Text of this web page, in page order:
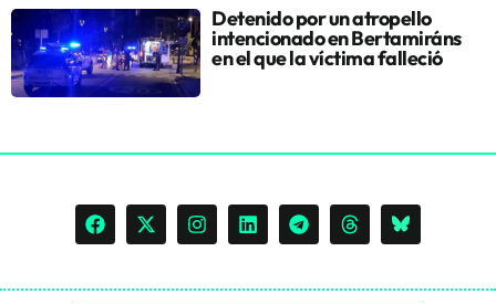
Detenido por un atropello
intencionado en Bertamiráns
en el que la víctima falleció